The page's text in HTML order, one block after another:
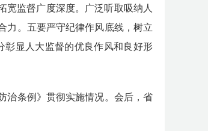
宽监督广度深度。
广泛听取吸纳人
力。 五要严守纪律作风底线，树立
彰显人大监督的优良作风和良好形
治条例》贯彻实施情况。会后，省